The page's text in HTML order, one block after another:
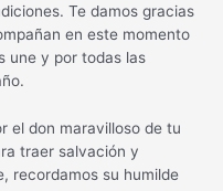
Te damos gracias
en este momento
une y por todas las
el don maravilloso de tu
traer salvación y
recordamos su humilde